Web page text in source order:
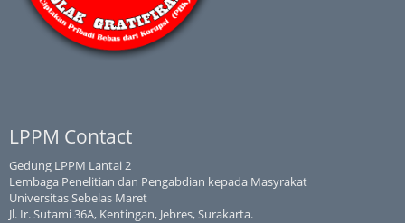
LPPM Contact
Gedung LPPM Lantai 2
Lembaga Penelitian dan Pengabdian kepada Masyrakat
Universitas Sebelas Maret
Jl. Ir. Sutami 36A, Kentingan, Jebres, Surakarta.